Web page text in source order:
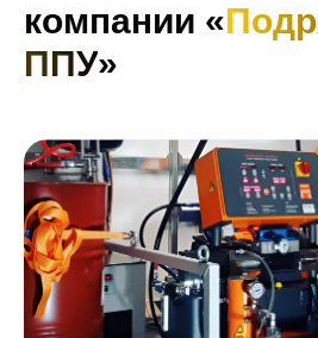
компании «
ППУ»